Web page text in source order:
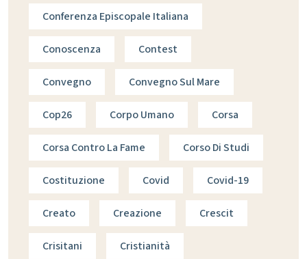
Conferenza Episcopale Italiana
Conoscenza Contest
Convegno Convegno Sul Mare
Cop26 Corpo Umano Corsa
Corsa Contro La Fame Corso Di Studi
Costituzione Covid Covid-19
Creato Creazione Crescit
Crisitani Cristianità